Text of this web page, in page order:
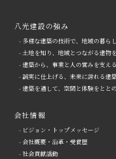
八光建設の強み
- 多様な建築の技術で、地域の暮ら
- 土地を知り、地域とつながる建物を
- 建築から、事業と人の営みを支える
- 誠実に仕上げる、未来に誇れる建築
- 建築を通して、空間と体験をととの
会社情報
- ビジョン・トップメッセージ
- 会社概要・沿革・受賞歴
- 社会貢献活動